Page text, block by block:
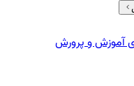
آموزش و پرورش